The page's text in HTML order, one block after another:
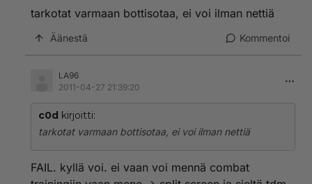
tarkotat varmaan bottisotaa, ei voi ilman nettiä
Äänestä Kommentoi
LA96
2011-04-27 21:39:20
c0d kirjoitti:
tarkotat varmaan bottisotaa, ei voi ilman nettiä
FAIL. kyllä voi. ei vaan voi mennä combat